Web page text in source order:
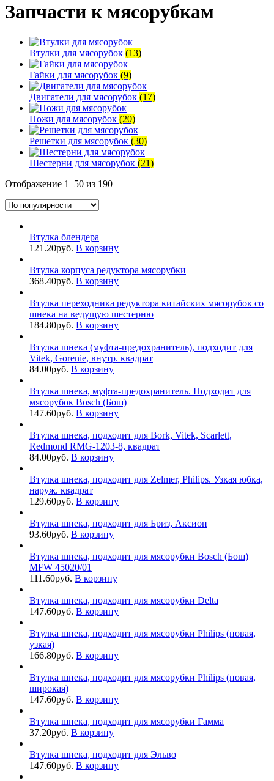
Запчасти к мясорубкам
Втулки для мясорубок (13)
Гайки для мясорубок (9)
Двигатели для мясорубок (17)
Ножи для мясорубок (20)
Решетки для мясорубок (30)
Шестерни для мясорубок (21)
Отображение 1–50 из 190
Втулка блендера
121.20руб. В корзину
Втулка корпуса редуктора мясорубки
368.40руб. В корзину
Втулка переходника редуктора китайских мясорубок со
шнека на ведущую шестерню
184.80руб. В корзину
Втулка шнека (муфта-предохранитель), подходит для
Vitek, Gorenie, внутр. квадрат
84.00руб. В корзину
Втулка шнека, муфта-предохранитель. Подходит для
мясорубок Bosch (Бош)
147.60руб. В корзину
Втулка шнека, подходит для Bork, Vitek, Scarlett,
Redmond RMG-1203-8, квадрат
84.00руб. В корзину
Втулка шнека, подходит для Zelmer, Philips. Узкая юбка,
наруж. квадрат
129.60руб. В корзину
Втулка шнека, подходит для Бриз, Аксион
93.60руб. В корзину
Втулка шнека, подходит для мясорубки Bosch (Бош)
MFW 45020/01
111.60руб. В корзину
Втулка шнека, подходит для мясорубки Delta
147.60руб. В корзину
Втулка шнека, подходит для мясорубки Philips (новая,
узкая)
166.80руб. В корзину
Втулка шнека, подходит для мясорубки Philips (новая,
широкая)
147.60руб. В корзину
Втулка шнека, подходит для мясорубки Гамма
37.20руб. В корзину
Втулка шнека, подходит для Эльво
147.60руб. В корзину